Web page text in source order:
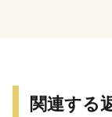
施設も年々充
関連する